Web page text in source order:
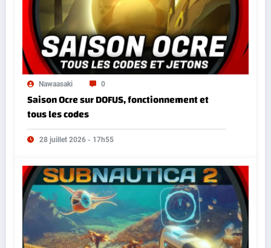
Nawaasaki 0
Saison Ocre sur DOFUS, fonctionnement et
tous les codes
28 juillet 2026 - 17h55